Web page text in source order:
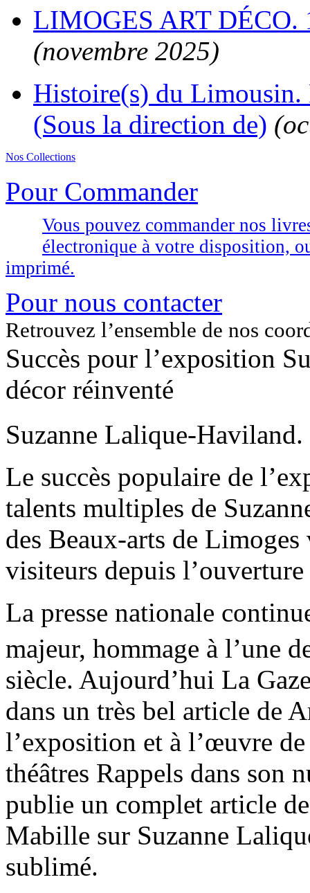
LIMOGES ART
(novembre 2025)
Histoire(s) du Limousin.
(Sous la direction de)
Nos Collections
Pour Commander
Vous pouvez commander nos
électronique à votre disposition,
imprimé.
Pour nous contacter
Retrouvez l’ensemble de nos
Succès pour l’exposition
décor réinventé
Suzanne Lalique-
Le succès populaire de
talents multiples de
des Beaux-arts de
visiteurs depuis
La presse nationale
majeur, hommage à l’une
siècle. Aujourd’hui La
dans un très bel article de
l’exposition et à l’œuvre
théâtres Rappels dans son
publie un complet article
Mabille sur Suzanne
sublimé.